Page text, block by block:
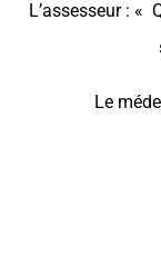
L’assesseur : «
Le